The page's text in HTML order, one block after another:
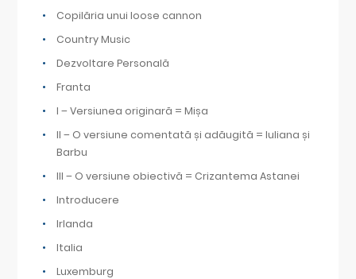
Copilăria unui loose cannon
Country Music
Dezvoltare Personală
Franta
I – Versiunea originară = Mișa
II – O versiune comentată și adăugită = Iuliana și
Barbu
III – O versiune obiectivă = Crizantema Astanei
Introducere
Irlanda
Italia
Luxemburg